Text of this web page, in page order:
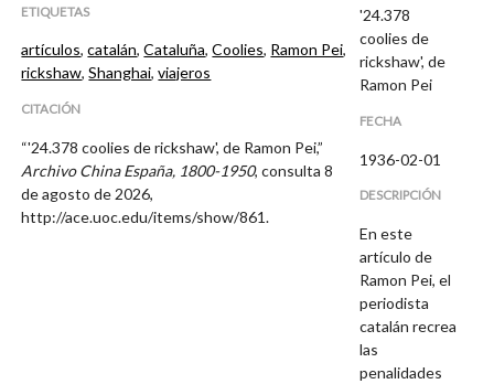
ETIQUETAS
artículos,catalán,Cataluña,Coolies, Ramon Pei,
rickshaw,Shanghai,viajeros
CITACIÓN
“'24.378 coolies de rickshaw', de Ramon Pei,”
Archivo China España, 1800-1950, consulta 8
de agosto de 2026,
http://ace.uoc.edu/items/show/861.
'24.378
coolies de
rickshaw', de
Ramon Pei
FECHA
1936-02-01
DESCRIPCIÓN
En este
artículo de
Ramon Pei, el
periodista
catalán recrea
las
penalidades